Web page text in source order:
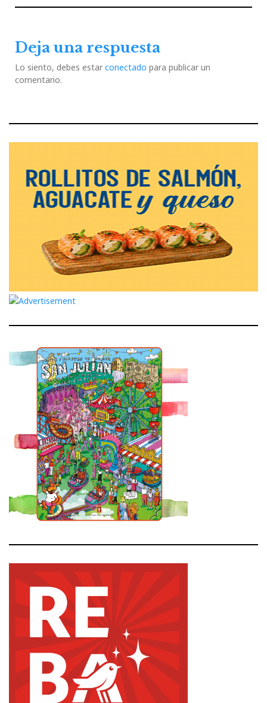
entradas
Deja una respuesta
Lo siento, debes estar conectado para publicar un
comentario.